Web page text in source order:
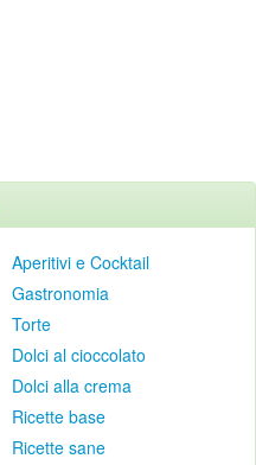
Aperitivi e Cocktail
Gastronomia
Torte
Dolci al cioccolato
Dolci alla crema
Ricette base
Ricette sane